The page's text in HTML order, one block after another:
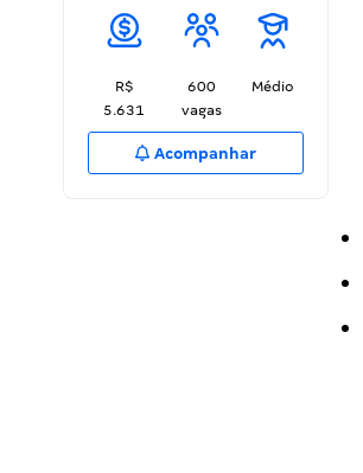
R$
5.631
600
vagas
Médio
Acompanhar